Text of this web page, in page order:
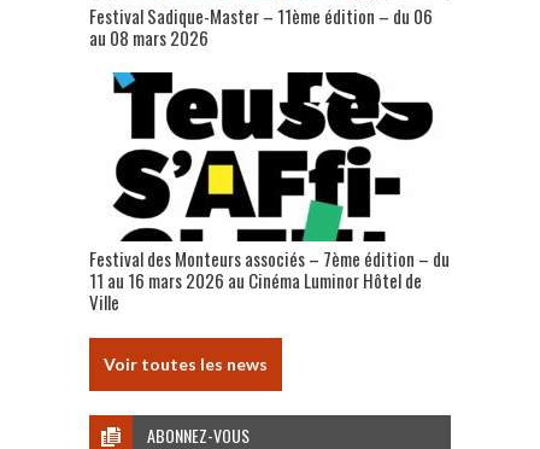
Festival Sadique-Master – 11ème édition – du 06
au 08 mars 2026
Festival des Monteurs associés – 7ème édition – du
11 au 16 mars 2026 au Cinéma Luminor Hôtel de
Ville
Voir toutes les news
ABONNEZ-VOUS